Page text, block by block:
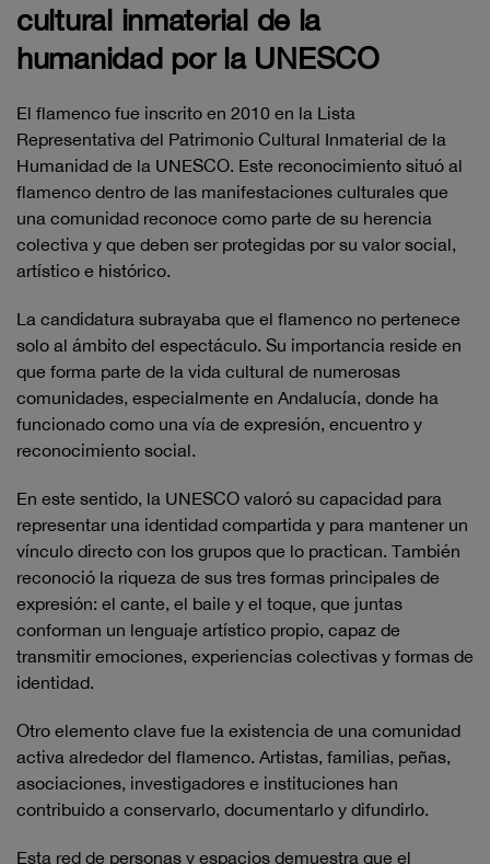
cultural inmaterial de la
humanidad por la UNESCO
El flamenco fue inscrito en 2010 en la Lista
Representativa del Patrimonio Cultural Inmaterial de la
Humanidad de la UNESCO. Este reconocimiento situó al
flamenco dentro de las manifestaciones culturales que
una comunidad reconoce como parte de su herencia
colectiva y que deben ser protegidas por su valor social,
artístico e histórico.
La candidatura subrayaba que el flamenco no pertenece
solo al ámbito del espectáculo. Su importancia reside en
que forma parte de la vida cultural de numerosas
comunidades, especialmente en Andalucía, donde ha
funcionado como una vía de expresión, encuentro y
reconocimiento social.
En este sentido, la UNESCO valoró su capacidad para
representar una identidad compartida y para mantener un
vínculo directo con los grupos que lo practican. También
reconoció la riqueza de sus tres formas principales de
expresión: el cante, el baile y el toque, que juntas
conforman un lenguaje artístico propio, capaz de
transmitir emociones, experiencias colectivas y formas de
identidad.
Otro elemento clave fue la existencia de una comunidad
activa alrededor del flamenco. Artistas, familias, peñas,
asociaciones, investigadores e instituciones han
contribuido a conservarlo, documentarlo y difundirlo.
Esta red de personas y espacios demuestra que el